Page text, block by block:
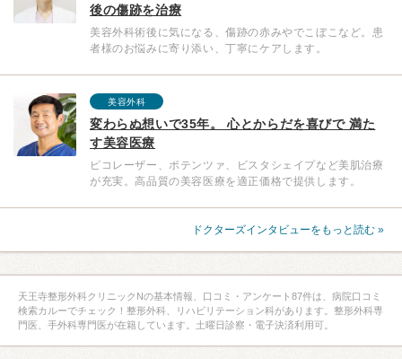
後の傷跡を治療
美容外科術後に気になる、傷跡の赤みやでこぼこなど。患
者様のお悩みに寄り添い、丁寧にケアします。
美容外科
変わらぬ想いで35年。 心とからだを喜びで 満た
す美容医療
ピコレーザー、ポテンツァ、ビスタシェイプなど美肌治療
が充実。高品質の美容医療を適正価格で提供します。
ドクターズインタビューをもっと読む »
天王寺整形外科クリニックNの基本情報、口コミ・アンケート87件は、病院口コミ
検索カルーでチェック！整形外科、リハビリテーション科があります。整形外科専
門医、手外科専門医が在籍しています。土曜日診察・電子決済利用可。